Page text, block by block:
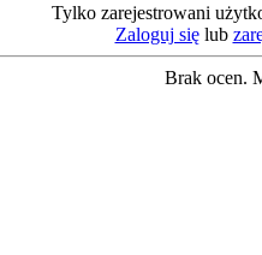
Tylko zarejestrowani
Zaloguj sięlub
Brak ocen.